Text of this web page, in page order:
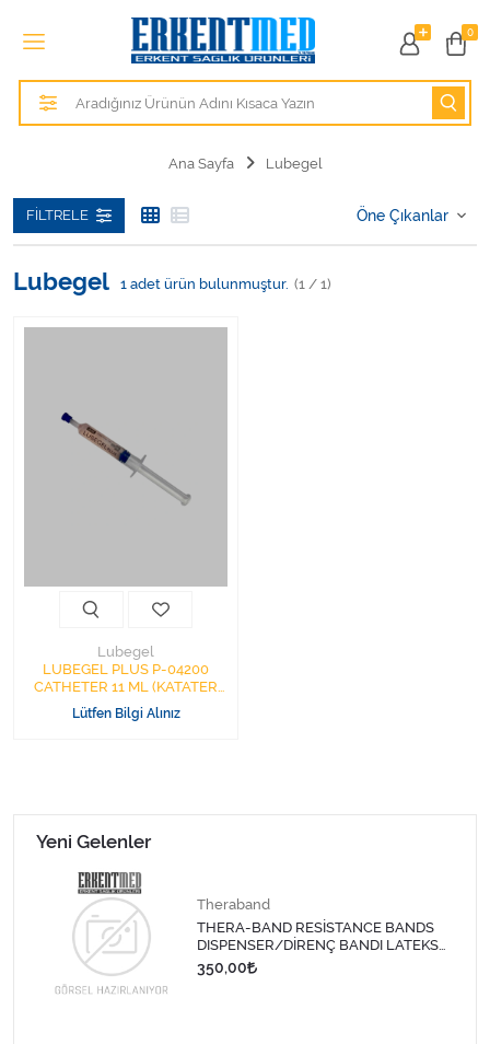
0
Tüm Kategoriler
Alezler
Hasta Bakım Ürünleri
Kişisel Bakım ve Sağlık
Kişisel Bakım ve Sağlık
Ortopedi Ürünleri
Ortopedi Ürünleri
Sarf Malzemeleri
Sarf Malzemeleri
Tıbbi Tekstil Ürünleri
Varis Çorapları
Ana Sayfa Lubegel
FILTRELE
Lubegel 1 adet ürün bulunmuştur. (1 / 1)
Lubegel
LUBEGEL PLUS P-04200
CATHETER 11 ML (KATATER
JEL)
Lütfen Bilgi Alınız
Yeni Gelenler
Theraband
THERA-BAND RESİSTANCE BANDS
DISPENSER/DİRENÇ BANDI LATEKS
1,5 MT-SARI
350,00